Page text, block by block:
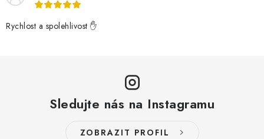
Rychlost a spolehlivost ✋
Sledujte nás na Instagramu
ZOBRAZIT PROFIL